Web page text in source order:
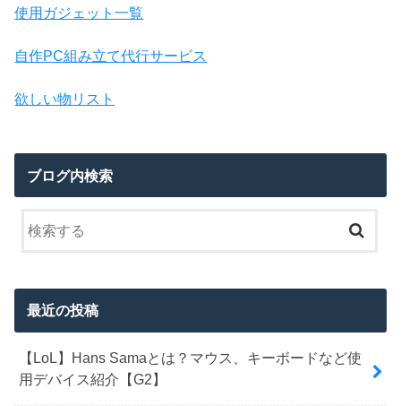
使用ガジェット一覧
自作PC組み立て代行サービス
欲しい物リスト
ブログ内検索
最近の投稿
【LoL】Hans Samaとは？マウス、キーボードなど使
用デバイス紹介【G2】